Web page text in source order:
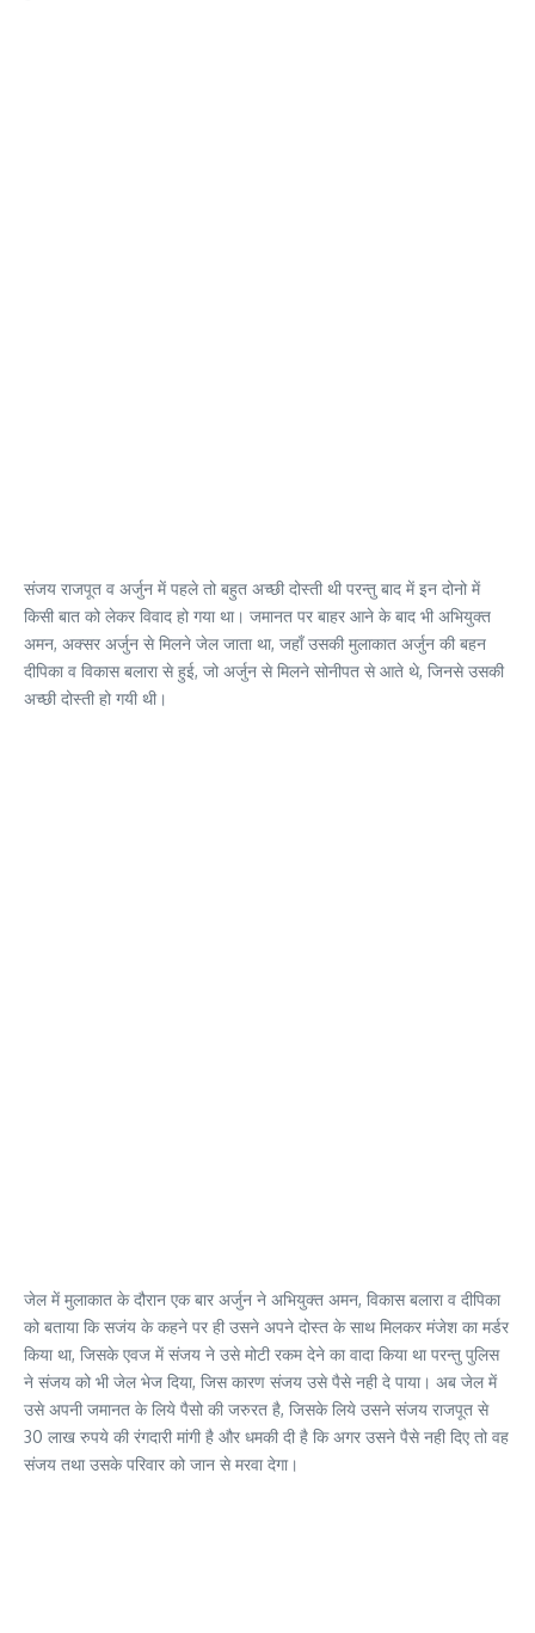
संजय राजपूत व अर्जुन में पहले तो बहुत अच्छी दोस्ती थी परन्तु बाद में इन दोनो में
किसी बात को लेकर विवाद हो गया था। जमानत पर बाहर आने के बाद भी अभियुक्त
अमन, अक्सर अर्जुन से मिलने जेल जाता था, जहाँ उसकी मुलाकात अर्जुन की बहन
दीपिका व विकास बलारा से हुई, जो अर्जुन से मिलने सोनीपत से आते थे, जिनसे उसकी
अच्छी दोस्ती हो गयी थी।
जेल में मुलाकात के दौरान एक बार अर्जुन ने अभियुक्त अमन, विकास बलारा व दीपिका
को बताया कि सजंय के कहने पर ही उसने अपने दोस्त के साथ मिलकर मंजेश का मर्डर
किया था, जिसके एवज में संजय ने उसे मोटी रकम देने का वादा किया था परन्तु पुलिस
ने संजय को भी जेल भेज दिया, जिस कारण संजय उसे पैसे नही दे पाया। अब जेल में
उसे अपनी जमानत के लिये पैसो की जरुरत है, जिसके लिये उसने संजय राजपूत से
30 लाख रुपये की रंगदारी मांगी है और धमकी दी है कि अगर उसने पैसे नही दिए तो वह
संजय तथा उसके परिवार को जान से मरवा देगा।